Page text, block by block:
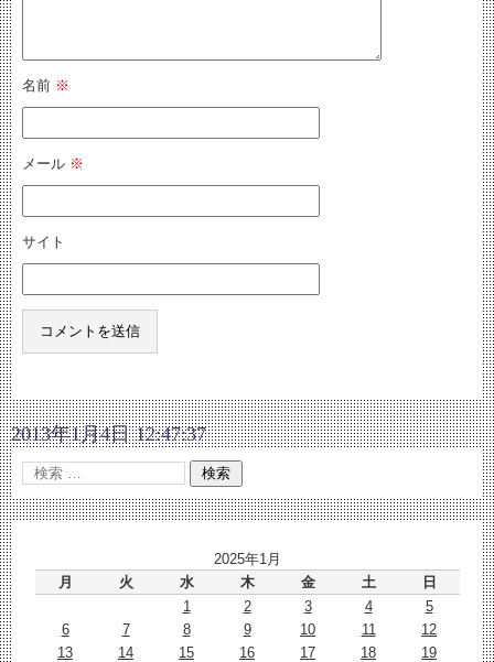
名前 ※
メール ※
サイト
2013年1月4日 12:47:37
2025年1月
月
火 水 木 金 土
日
1
2 3 4
5
6
7 8 9 10 11
12
13
14 15 16 17 18
19